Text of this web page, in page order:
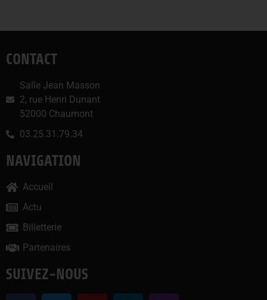
CONTACT
Salle Jean Masson
2, rue Henri Dunant
52000 Chaumont
03.25.31.79.34
NAVIGATION
Accueil
Actu
Billetterie
Partenaires
SUIVEZ-NOUS